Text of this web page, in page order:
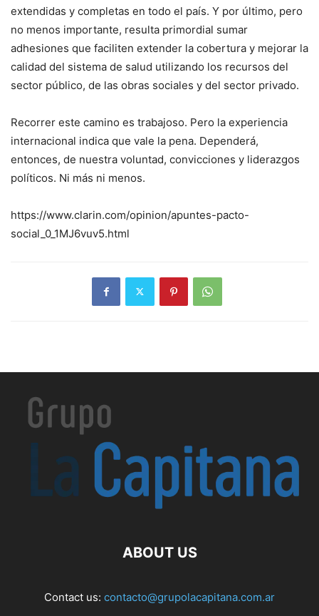
extendidas y completas en todo el país. Y por último, pero
no menos importante, resulta primordial sumar
adhesiones que faciliten extender la cobertura y mejorar la
calidad del sistema de salud utilizando los recursos del
sector público, de las obras sociales y del sector privado.
Recorrer este camino es trabajoso. Pero la experiencia
internacional indica que vale la pena. Dependerá,
entonces, de nuestra voluntad, convicciones y liderazgos
políticos. Ni más ni menos.
https://www.clarin.com/opinion/apuntes-pacto-
social_0_1MJ6vuv5.html
ABOUT US
Contact us: contacto@grupolacapitana.com.ar